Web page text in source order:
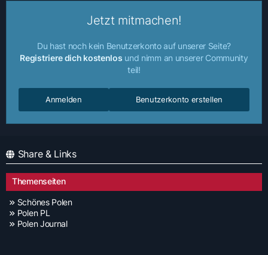
Jetzt mitmachen!
Du hast noch kein Benutzerkonto auf unserer Seite?
Registriere dich kostenlos und nimm an unserer Community
teil!
Benutzerkonto erstellen
Anmelden
Share & Links
Themenseiten
Schönes Polen
Polen PL
Polen Journal